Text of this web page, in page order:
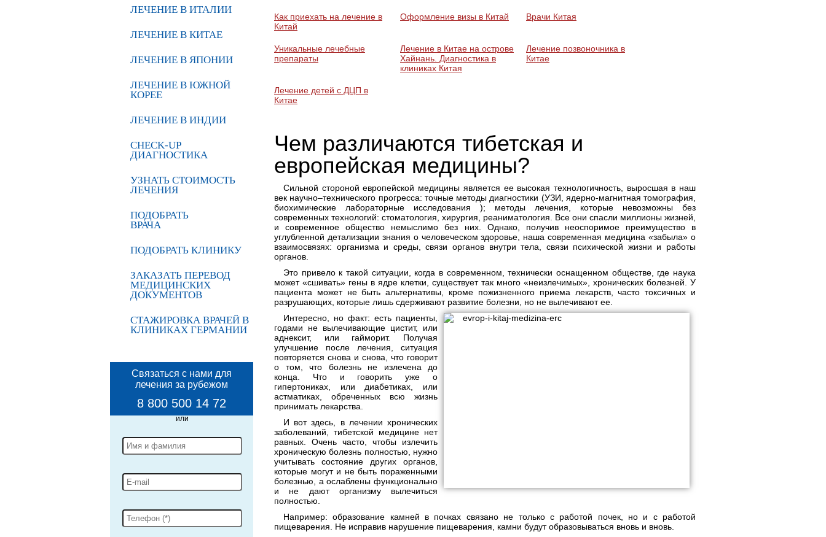
ЛЕЧЕНИЕ В ИТАЛИИ
ЛЕЧЕНИЕ В КИТАЕ
ЛЕЧЕНИЕ В ЯПОНИИ
ЛЕЧЕНИЕ В ЮЖНОЙ
КОРЕЕ
ЛЕЧЕНИЕ В ИНДИИ
CHECK-UP
ДИАГНОСТИКА
УЗНАТЬ СТОИМОСТЬ
ЛЕЧЕНИЯ
ПОДОБРАТЬ
ВРАЧА
ПОДОБРАТЬ КЛИНИКУ
ЗАКАЗАТЬ ПЕРЕВОД
МЕДИЦИНСКИХ
ДОКУМЕНТОВ
СТАЖИРОВКА ВРАЧЕЙ В
КЛИНИКАХ ГЕРМАНИИ
Связаться с нами для
лечения за рубежом
8 800 500 14 72
Как приехать на лечение в
Китай
Оформление визы в Китай Врачи Китая
Уникальные лечебные
препараты
Лечение в Китае на острове
Хайнань. Диагностика в
клиниках Китая
Лечение позвоночника в
Китае
Лечение детей с ДЦП в
Китае
Чем различаются тибетская и
европейская медицины?
Сильной стороной европейской медицины является ее высокая технологичность, выросшая в наш
век научно–технического прогресса: точные методы диагностики (УЗИ, ядерно-магнитная томография,
биохимические лабораторные исследования ); методы лечения, которые невозможны без
современных технологий: стоматология, хирургия, реаниматология. Все они спасли миллионы жизней,
и современное общество немыслимо без них. Однако, получив неоспоримое преимущество в
углубленной детализации знания о человеческом здоровье, наша современная медицина «забыла» о
взаимосвязях: организма и среды, связи органов внутри тела, связи психической жизни и работы
органов.
Это привело к такой ситуации, когда в современном, технически оснащенном обществе, где наука
может «сшивать» гены в ядре клетки, существует так много «неизлечимых», хронических болезней. У
пациента может не быть альтернативы, кроме пожизненного приема лекарств, часто токсичных и
разрушающих, которые лишь сдерживают развитие болезни, но не вылечивают ее.
Интересно, но факт: есть пациенты,
годами не вылечивающие цистит, или
аднексит, или гайморит. Получая
улучшение после лечения, ситуация
повторяется снова и снова, что говорит
о том, что болезнь не излечена до
конца. Что и говорить уже о
гипертониках, или диабетиках, или
астматиках, обреченных всю жизнь
принимать лекарства.
И вот здесь, в лечении хронических
заболеваний, тибетской медицине нет
равных. Очень часто, чтобы излечить
хроническую болезнь полностью, нужно
учитывать состояние других органов,
которые могут и не быть пораженными
болезнью, а ослаблены функционально
и не дают организму вылечиться
полностью.
Например: образование камней в почках связано не только с работой почек, но и с работой
пищеварения. Не исправив нарушение пищеварения, камни будут образовываться вновь и вновь.